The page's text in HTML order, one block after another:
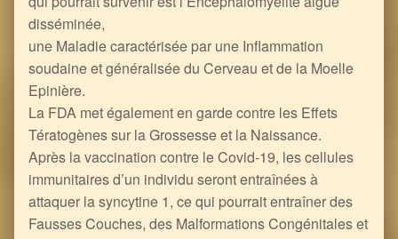
disséminée,
une Maladie caractérisée par une Inflammation
soudaine et généralisée du Cerveau et de la Moelle
Epinière.
La FDA met également en garde contre les Effets
Tératogènes sur la Grossesse et la Naissance.
Après la vaccination contre le Covid-19, les cellules
immunitaires d’un individu seront entraînées à
attaquer la syncytine 1, ce qui pourrait entraîner des
Fausses Couches, des Malformations Congénitales et